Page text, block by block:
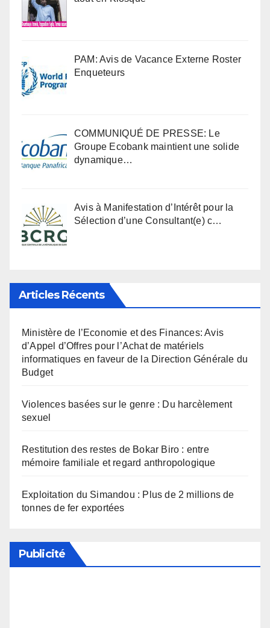
PAM: Avis de Vacance Externe Roster
Enqueteurs
COMMUNIQUÉ DE PRESSE: Le
Groupe Ecobank maintient une solide
dynamique…
Avis à Manifestation d’Intérêt pour la
Sélection d’une Consultant(e) c…
Articles Récents
Ministère de l’Economie et des Finances: Avis
d’Appel d’Offres pour l’Achat de matériels
informatiques en faveur de la Direction Générale du
Budget
Violences basées sur le genre : Du harcèlement
sexuel
Restitution des restes de Bokar Biro : entre
mémoire familiale et regard anthropologique
Exploitation du Simandou : Plus de 2 millions de
tonnes de fer exportées
Publicité